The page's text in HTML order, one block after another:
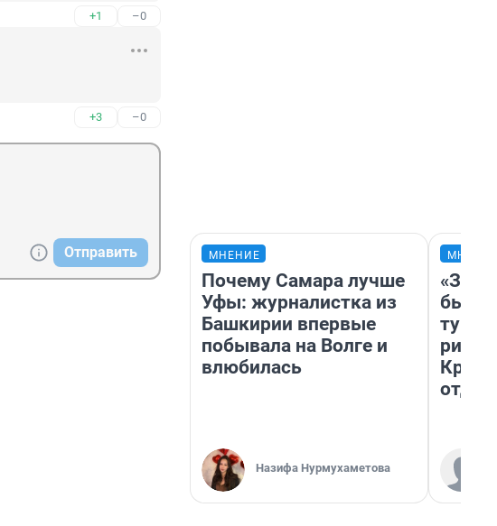
+1 –0
+3 –0
Отправить МНЕНИЕ
Почему Самара лучше
Уфы: журналистка из
Башкирии впервые
побывала на Волге и
влюбилась
Назифа Нурмухаметова
«За
были
Крым